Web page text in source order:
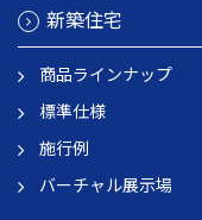
新築住宅
商品ラインナップ
標準仕様
施行例
バーチャル展示場